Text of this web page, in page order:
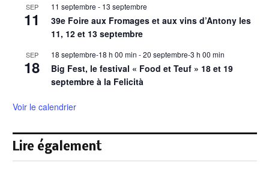
SEP
11
11 septembre - 13 septembre
39e Foire aux Fromages et aux vins d’Antony les
11, 12 et 13 septembre
SEP
18
18 septembre-18 h 00 min -20 septembre-3 h 00 min
Big Fest, le festival « Food et Teuf » 18 et 19
septembre à la Felicità
Voir le calendrier
Lire également